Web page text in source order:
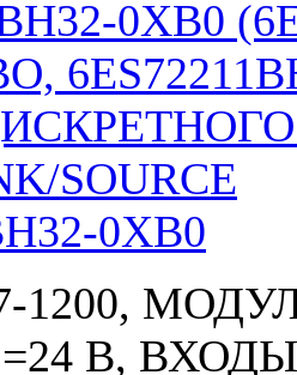
0XB0
1200,
=24 В,